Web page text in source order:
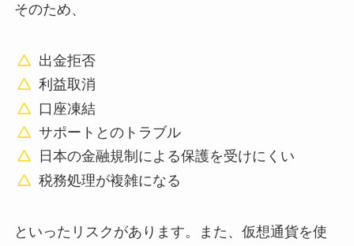
そのため、
出金拒否
利益取消
口座凍結
サポートとのトラブル
日本の金融規制による保護を受けにくい
税務処理が複雑になる
といったリスクがあります。また、仮想通貨を使